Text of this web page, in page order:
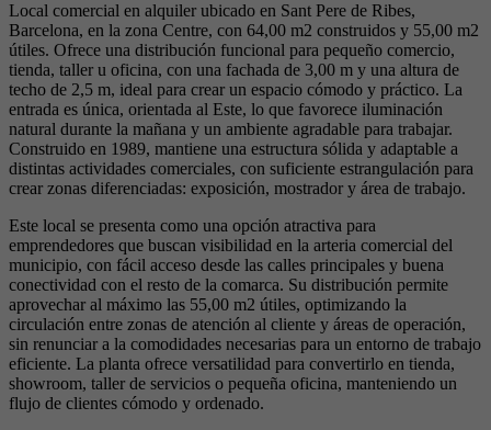
Local comercial en alquiler ubicado en Sant Pere de Ribes,
Barcelona, en la zona Centre, con 64,00 m2 construidos y 55,00 m2
útiles. Ofrece una distribución funcional para pequeño comercio,
tienda, taller u oficina, con una fachada de 3,00 m y una altura de
techo de 2,5 m, ideal para crear un espacio cómodo y práctico. La
entrada es única, orientada al Este, lo que favorece iluminación
natural durante la mañana y un ambiente agradable para trabajar.
Construido en 1989, mantiene una estructura sólida y adaptable a
distintas actividades comerciales, con suficiente estrangulación para
crear zonas diferenciadas: exposición, mostrador y área de trabajo.
Este local se presenta como una opción atractiva para
emprendedores que buscan visibilidad en la arteria comercial del
municipio, con fácil acceso desde las calles principales y buena
conectividad con el resto de la comarca. Su distribución permite
aprovechar al máximo las 55,00 m2 útiles, optimizando la
circulación entre zonas de atención al cliente y áreas de operación,
sin renunciar a la comodidades necesarias para un entorno de trabajo
eficiente. La planta ofrece versatilidad para convertirlo en tienda,
showroom, taller de servicios o pequeña oficina, manteniendo un
flujo de clientes cómodo y ordenado.